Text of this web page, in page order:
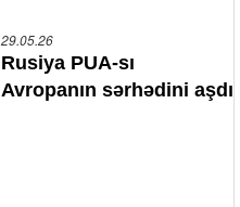
29.05.26
Rusiya PUA-sı
Avropanın sərhədini aşdı